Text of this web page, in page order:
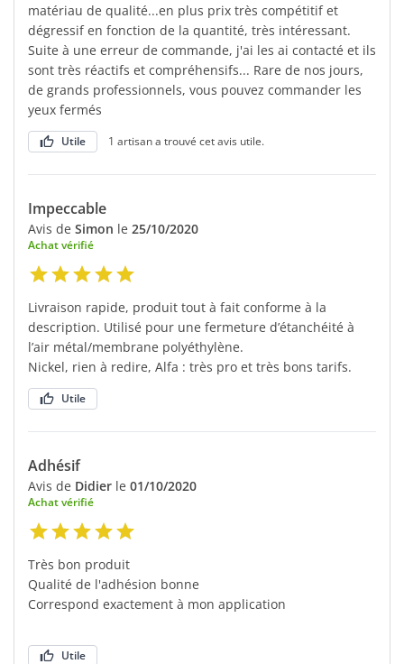
matériau de qualité...en plus prix très compétitif et
dégressif en fonction de la quantité, très intéressant.
Suite à une erreur de commande, j'ai les ai contacté et ils
sont très réactifs et compréhensifs... Rare de nos jours,
de grands professionnels, vous pouvez commander les
yeux fermés
Utile 1 artisan a trouvé cet avis utile.
Impeccable
Avis de Simon le 25/10/2020
Achat vérifié
Livraison rapide, produit tout à fait conforme à la
description. Utilisé pour une fermeture d’étanchéité à
l’air métal/membrane polyéthylène.
Nickel, rien à redire, Alfa : très pro et très bons tarifs.
Utile
Adhésif
Avis de Didier le 01/10/2020
Achat vérifié
Très bon produit
Qualité de l'adhésion bonne
Correspond exactement à mon application
Utile